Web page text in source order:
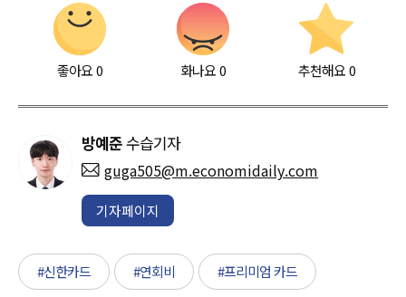
좋아요0 화나요0 추천해요 0
방예준수습기자
guga505@m.economidaily.com
기자페이지
#신한카드 #연회비 #프리미엄 카드